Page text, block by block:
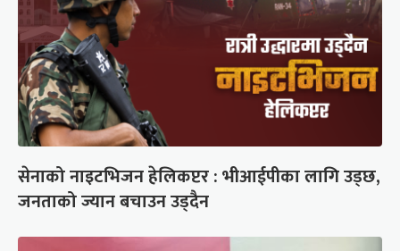
सेनाको नाइटभिजन हेलिकप्टर : भीआईपीका लागि उड्छ,
जनताको ज्यान बचाउन उड्दैन